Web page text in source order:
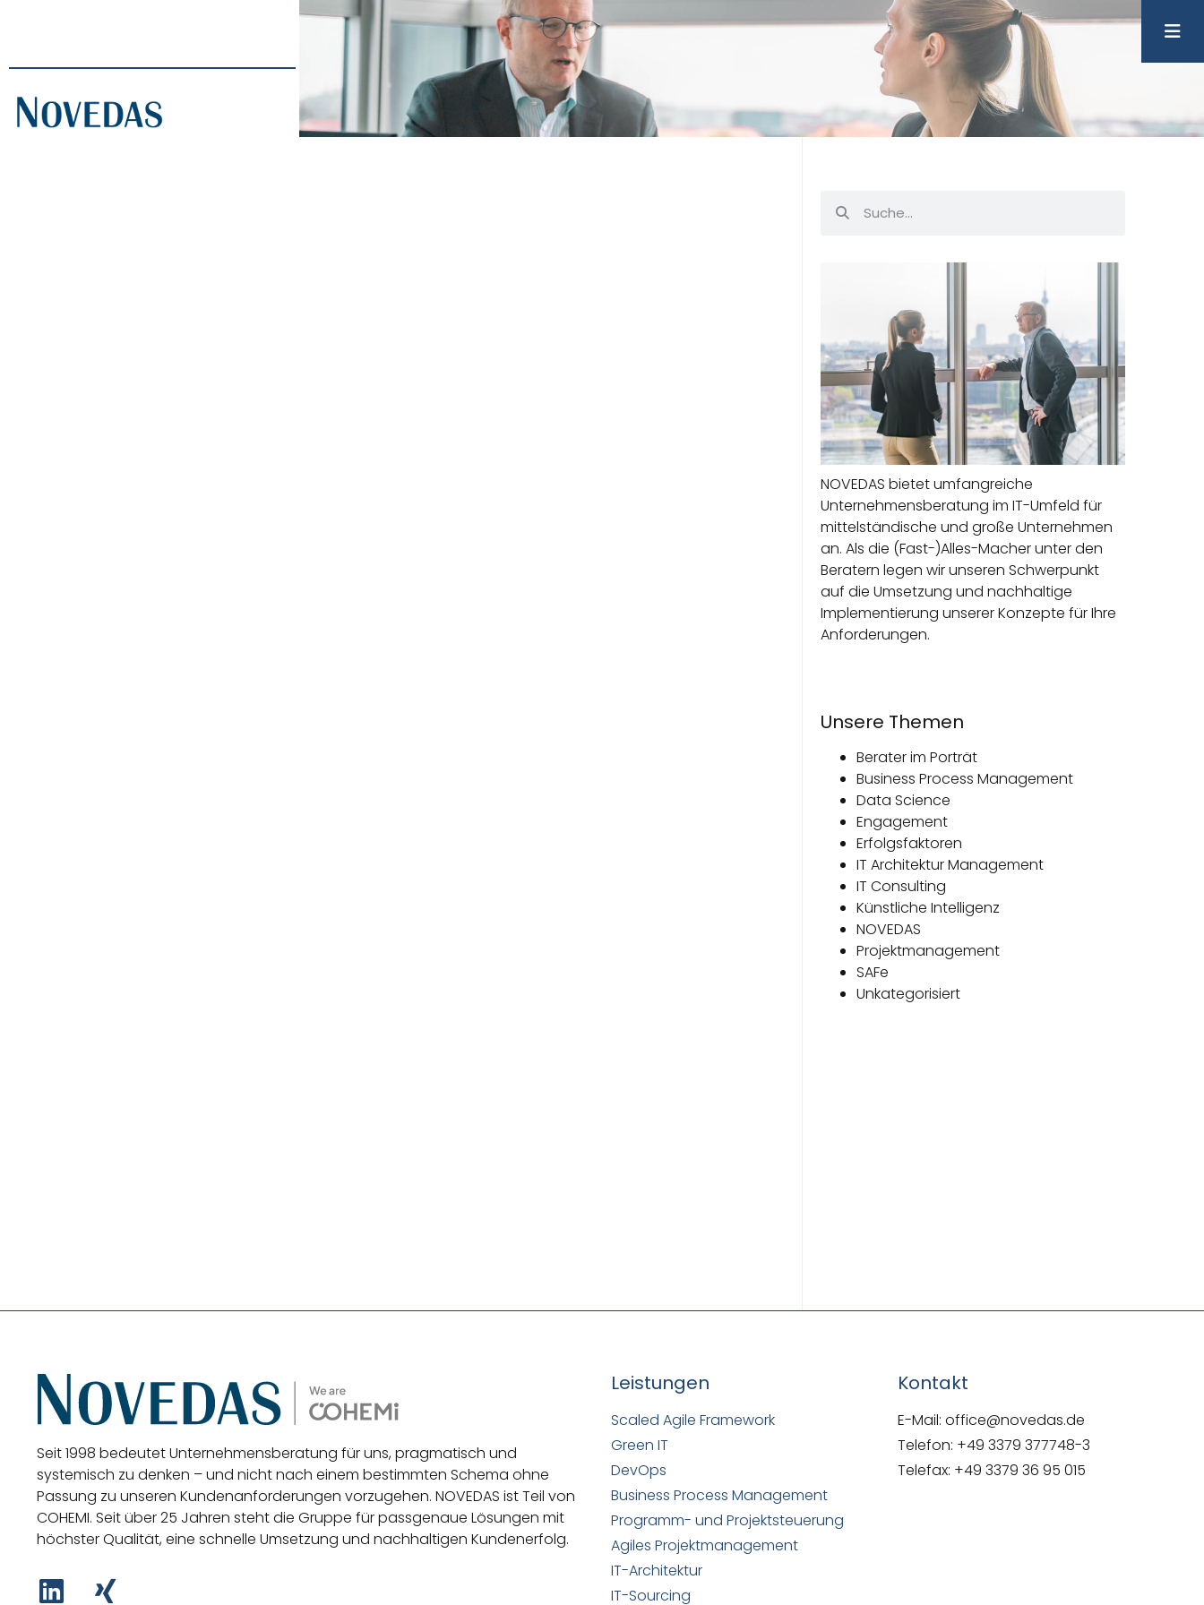
NOVEDAS bietet umfangreiche
Unternehmensberatung im IT-Umfeld für
mittelständische und große Unternehmen
an. Als die (Fast-)Alles-Macher unter den
Beratern legen wir unseren Schwerpunkt
auf die Umsetzung und nachhaltige
Implementierung unserer Konzepte für Ihre
Anforderungen.
Unsere Themen
Berater im Porträt
Business Process Management
Data Science
Engagement
Erfolgsfaktoren
IT Architektur Management
IT Consulting
Künstliche Intelligenz
NOVEDAS
Projektmanagement
SAFe
Unkategorisiert
Seit 1998 bedeutet Unternehmensberatung für uns, pragmatisch und
systemisch zu denken – und nicht nach einem bestimmten Schema ohne
Passung zu unseren Kundenanforderungen vorzugehen. NOVEDAS ist Teil von
COHEMI. Seit über 25 Jahren steht die Gruppe für passgenaue Lösungen mit
höchster Qualität, eine schnelle Umsetzung und nachhaltigen Kundenerfolg.
Leistungen
Scaled Agile Framework
Green IT
DevOps
Business Process Management
Programm- und Projektsteuerung
Agiles Projektmanagement
IT-Architektur
IT-Sourcing
Kontakt
E-Mail: office@novedas.de
Telefon: +49 3379 377748-3
Telefax: +49 3379 36 95 015